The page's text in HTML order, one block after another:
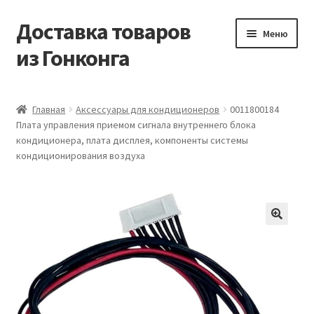
Перейти
к
навигации
Перейти
к
содержимому
Доставка товаров
из Гонконга
Меню
Контакты
Корзина
Оптовый склад
Главная Аксессуары для кондиционеров
0011800184
Плата управления приемом сигнала внутреннего блока
кондиционера, плата дисплея, компоненты системы
кондиционирования воздуха